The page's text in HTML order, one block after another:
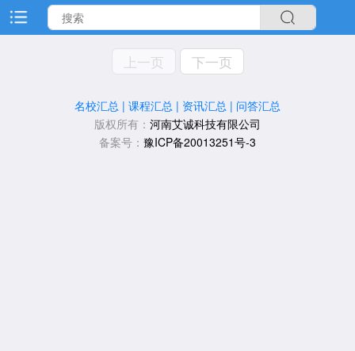
上一页 下一页
名校汇总 | 课程汇总 | 资讯汇总 | 问答汇总
版权所有： 河南艾诚科技有限公司
备案号： 豫ICP备20013251号-3